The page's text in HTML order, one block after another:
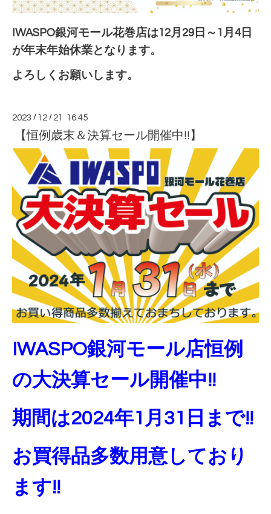
IWASPO銀河モール花巻店は12月29日～1月4日
が年末年始休業となります。
よろしくお願いします。
2023 / 12 / 21 16:45
【恒例歳末＆決算セール開催中!!】
IWASPO銀河モール店恒例
の大決算セール開催中!!
期間は2024年1月31日まで!!
お買得品多数用意しており
ます!!